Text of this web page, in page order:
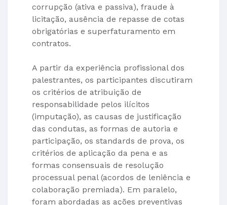
corrupção (ativa e passiva), fraude à
licitação, ausência de repasse de cotas
obrigatórias e superfaturamento em
contratos.
A partir da experiência profissional dos
palestrantes, os participantes discutiram
os critérios de atribuição de
responsabilidade pelos ilícitos
(imputação), as causas de justificação
das condutas, as formas de autoria e
participação, os standards de prova, os
critérios de aplicação da pena e as
formas consensuais de resolução
processual penal (acordos de leniência e
colaboração premiada). Em paralelo,
foram abordadas as ações preventivas